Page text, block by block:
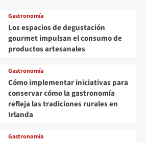
Gastronomía
Los espacios de degustación
gourmet impulsan el consumo de
productos artesanales
Gastronomía
Cómo implementar iniciativas para
conservar cómo la gastronomía
refleja las tradiciones rurales en
Irlanda
Gastronomía